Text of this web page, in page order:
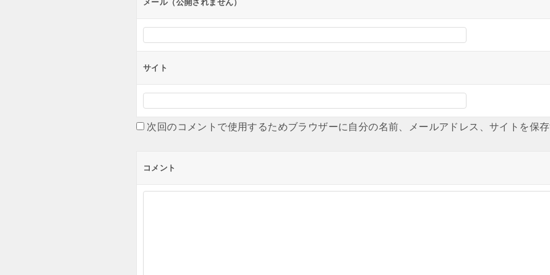
メール（公開されません）
サイト
次回のコメントで使用するためブラウザーに自分の名前、メールアドレス、サイトを保
コメント